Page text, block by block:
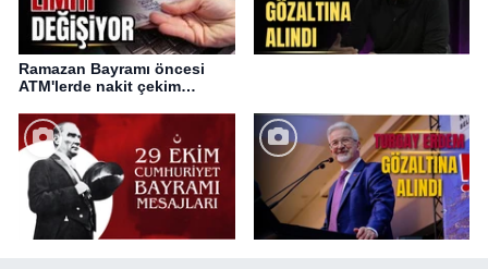
Ramazan Bayramı öncesi
ATM'lerde nakit çekim